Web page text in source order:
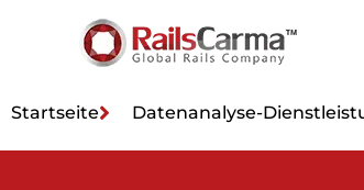
Startseite Datenanalyse-